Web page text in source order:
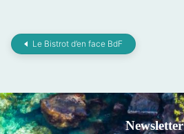
Le Bistrot d’en face BdF
Newsletter